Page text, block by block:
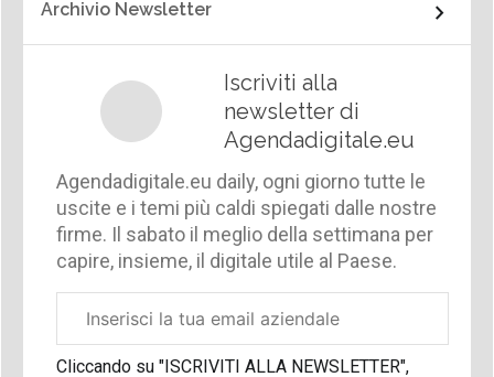
Archivio Newsletter
Iscriviti alla
newsletter di
Agendadigitale.eu
Agendadigitale.eu daily, ogni giorno tutte le
uscite e i temi più caldi spiegati dalle nostre
firme. Il sabato il meglio della settimana per
capire, insieme, il digitale utile al Paese.
aziendale
Cliccando su "ISCRIVITI ALLA NEWSLETTER",